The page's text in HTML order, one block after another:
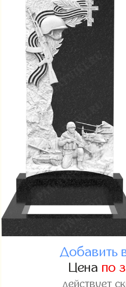
Добавить
Цена по
действует